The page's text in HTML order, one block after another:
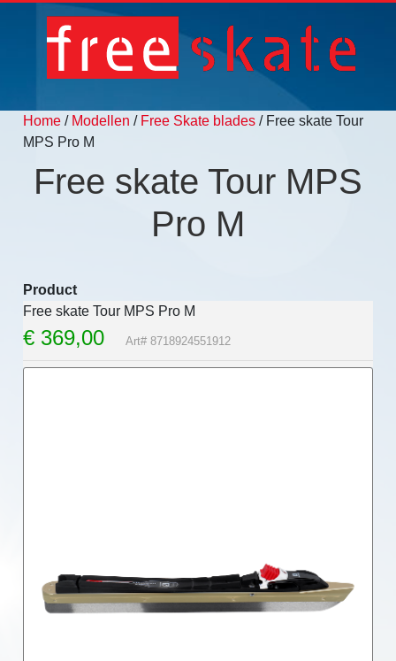
Home / Modellen / Free Skate blades / Free skate Tour
MPS Pro M
Free skate Tour MPS
Pro M
Product
Free skate Tour MPS Pro M
€ 369,00 Art# 8718924551912